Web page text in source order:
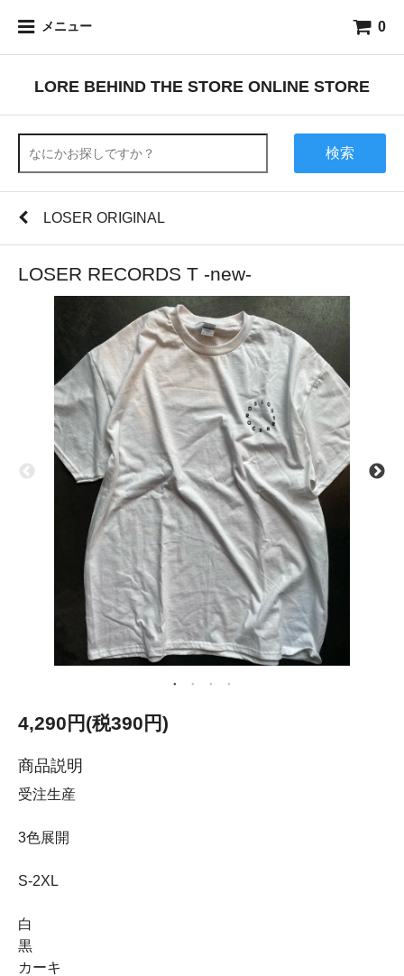
メニュー 0
LORE BEHIND THE STORE ONLINE STORE
検索
LOSER ORIGINAL
LOSER RECORDS T -new-
4,290円(税390円)
商品説明
受注生産
3色展開
S-2XL
白
黒
カーキ